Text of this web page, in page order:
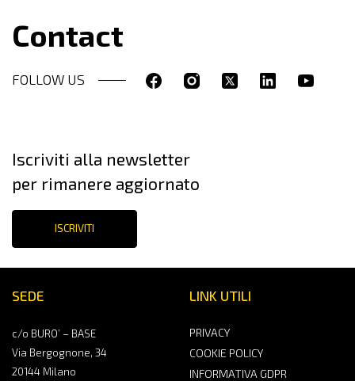
Contact
FOLLOW US
SEDE
c/o BURO’ – BASE
Via Bergognone, 34
20144 Milano
LINK UTILI
PRIVACY
COOKIE POLICY
INFORMATIVA GDPR
Iscriviti alla newsletter
per rimanere aggiornato
ISCRIVITI